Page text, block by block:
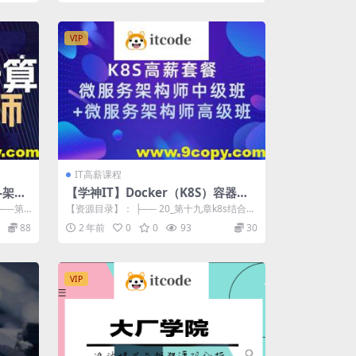
构
第1
88
VIP
IT高薪课程
【学神IT】Docker（K8S）容器架
构师 – 中级+高级
【资源目录】： ├── 20_第十九章k8s结合Pr
ometheus构建企业级监...
2 年前 0 0 93 30
VIP